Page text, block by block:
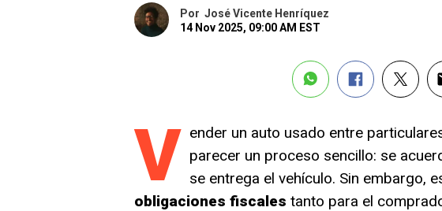
Por José Vicente Henríquez
14 Nov 2025, 09:00 AM EST
V ender un auto usado entre
parecer un proceso sencillo: se
se entrega el vehículo. Sin embargo,
obligaciones fiscales tanto para el